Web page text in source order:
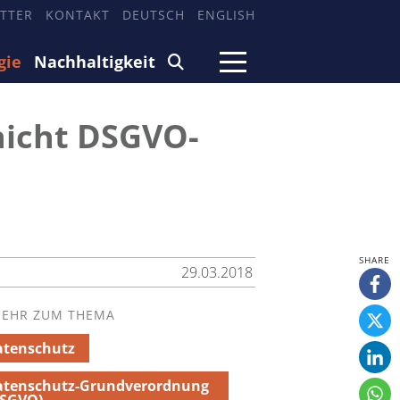
KONTAKT DEUTSCH ENGLISH
Nachhaltigkeit
DSGVO-
29.03.2018
ZUM THEMA
Grundverordnung